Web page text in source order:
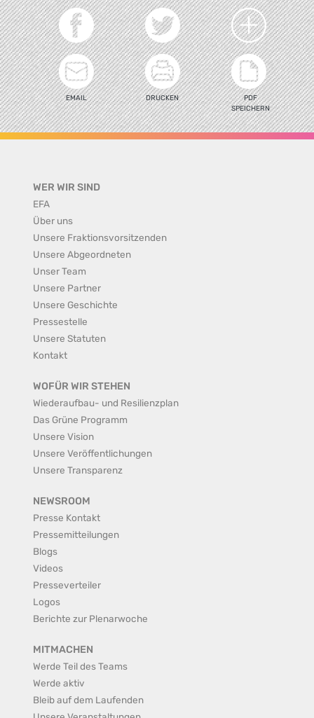
EMAIL DRUCKEN
PDF
SPEICHERN
WER WIR SIND
EFA
Über uns
Unsere Fraktionsvorsitzenden
Unsere Abgeordneten
Unser Team
Unsere Partner
Unsere Geschichte
Pressestelle
Unsere Statuten
Kontakt
WOFÜR WIR STEHEN
Wiederaufbau- und Resilienzplan
Das Grüne Programm
Unsere Vision
Unsere Veröffentlichungen
Unsere Transparenz
NEWSROOM
Presse Kontakt
Pressemitteilungen
Blogs
Videos
Presseverteiler
Logos
Berichte zur Plenarwoche
MITMACHEN
Werde Teil des Teams
Werde aktiv
Bleib auf dem Laufenden